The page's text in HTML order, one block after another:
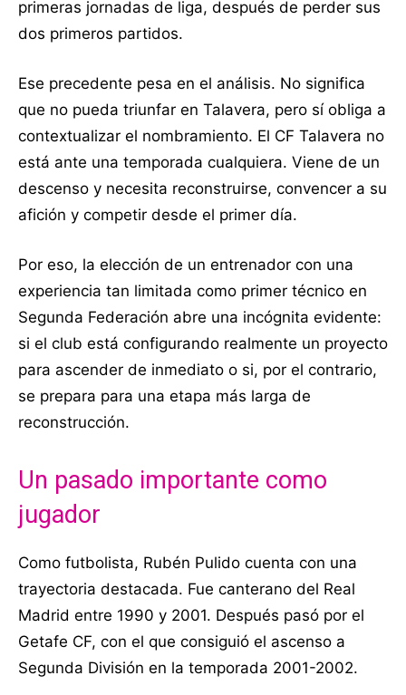
primeras jornadas de liga, después de perder sus
dos primeros partidos.
Ese precedente pesa en el análisis. No significa
que no pueda triunfar en Talavera, pero sí obliga a
contextualizar el nombramiento. El CF Talavera no
está ante una temporada cualquiera. Viene de un
descenso y necesita reconstruirse, convencer a su
afición y competir desde el primer día.
Por eso, la elección de un entrenador con una
experiencia tan limitada como primer técnico en
Segunda Federación abre una incógnita evidente:
si el club está configurando realmente un proyecto
para ascender de inmediato o si, por el contrario,
se prepara para una etapa más larga de
reconstrucción.
Un pasado importante como
jugador
Como futbolista, Rubén Pulido cuenta con una
trayectoria destacada. Fue canterano del Real
Madrid entre 1990 y 2001. Después pasó por el
Getafe CF, con el que consiguió el ascenso a
Segunda División en la temporada 2001-2002.